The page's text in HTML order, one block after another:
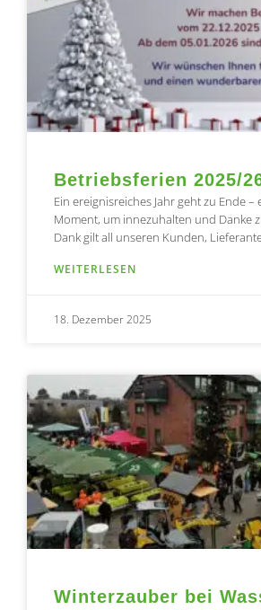
Betriebsferien 2025/
Ein ereignisreiches Jahr geht zu Ende –
Moment, um innezuhalten und Danke
Dank gilt all unseren Kunden,
WEITERLESEN
18. Dezember 2025
Winterzauber bei